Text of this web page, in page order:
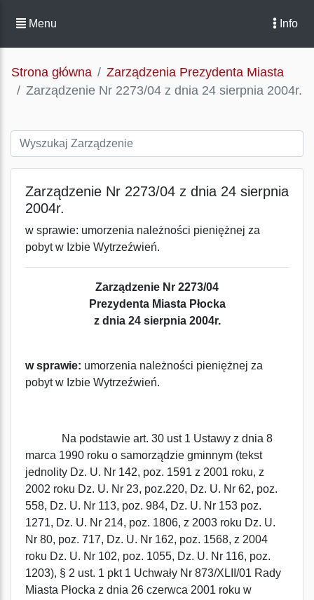
Menu Info
Strona główna
Zarządzenia Prezydenta Miasta
Zarządzenie Nr 2273/04 z dnia 24 sierpnia 2004r.
Zarządzenie Nr 2273/04 z dnia 24 sierpnia
2004r.
w sprawie: umorzenia należności pieniężnej za
pobyt w Izbie Wytrzeźwień.
Zarządzenie Nr 2273/04
Prezydenta Miasta Płocka
z dnia 24 sierpnia 2004r.
w sprawie: umorzenia należności pieniężnej za
pobyt w Izbie Wytrzeźwień.
Na podstawie art. 30 ust 1 Ustawy z dnia 8
marca 1990 roku o samorządzie gminnym (tekst
jednolity Dz. U. Nr 142, poz. 1591 z 2001 roku, z
2002 roku Dz. U. Nr 23, poz.220, Dz. U. Nr 62, poz.
558, Dz. U. Nr 113, poz. 984, Dz. U. Nr 153 poz.
1271, Dz. U. Nr 214, poz. 1806, z 2003 roku Dz. U.
Nr 80, poz. 717, Dz. U. Nr 162, poz. 1568, z 2004
roku Dz. U. Nr 102, poz. 1055, Dz. U. Nr 116, poz.
1203), § 2 ust. 1 pkt 1 Uchwały Nr 873/XLII/01 Rady
Miasta Płocka z dnia 26 czerwca 2001 roku w